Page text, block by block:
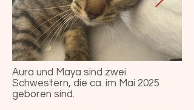
Aura und Maya sind zwei
Schwestern, die ca. im Mai 2025
geboren sind.